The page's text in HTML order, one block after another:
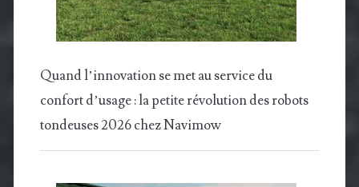
Quand l’innovation se met au service du
confort d’usage : la petite révolution des robots
tondeuses 2026 chez Navimow